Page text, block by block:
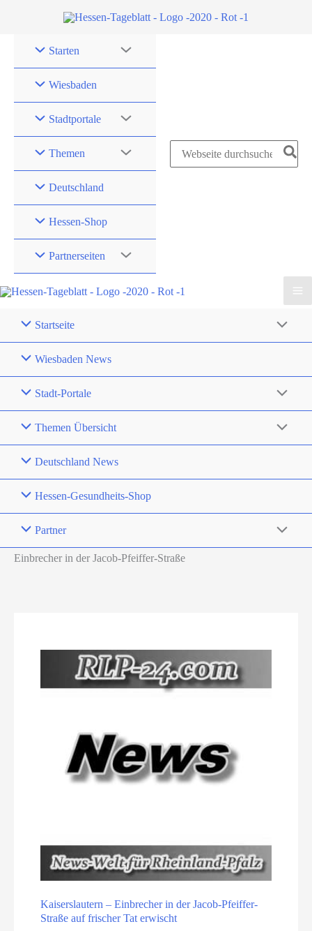
springen
Starten
Wiesbaden
Stadtportale
Themen
Deutschland
Hessen-Shop
Partnerseiten
Search
Startseite
Wiesbaden News
Stadt-Portale
Themen Übersicht
Deutschland News
Hessen-Gesundheits-Shop
Partner
Einbrecher in der Jacob-Pfeiffer-Straße
Kaiserslautern – Einbrecher in der Jacob-Pfeiffer-
Straße auf frischer Tat erwischt